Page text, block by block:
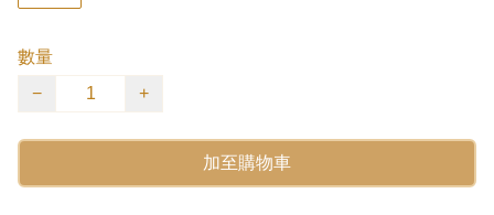
數量
−
+
加至購物車